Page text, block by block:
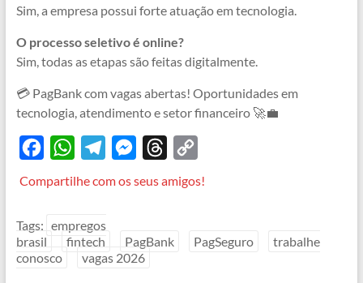
Sim, a empresa possui forte atuação em tecnologia.
O processo seletivo é online?
Sim, todas as etapas são feitas digitalmente.
💳 PagBank com vagas abertas! Oportunidades em
tecnologia, atendimento e setor financeiro 🚀💼
b
W
t
s
e
M
e
a
L
Compartilhe com os seus amigos!
Tags: empregos
brasil
fintech PagBank PagSeguro
trabalhe
conosco
vagas 2026